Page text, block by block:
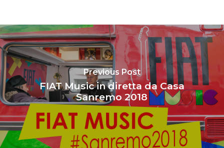
Previous Post
FIAT Music in diretta da Casa
Sanremo 2018